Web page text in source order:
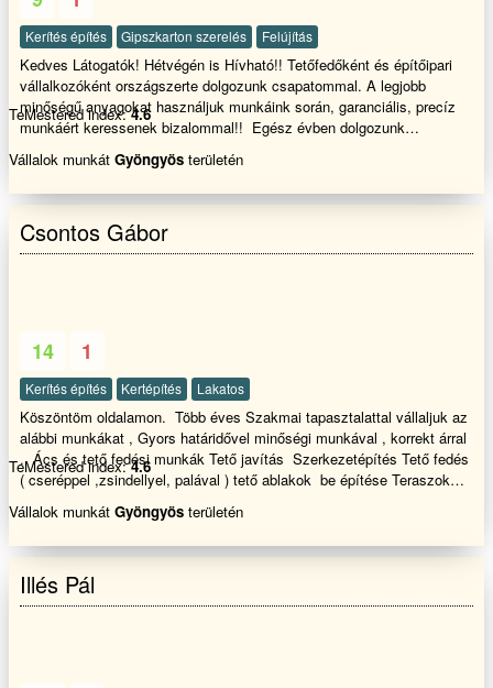
Kerítés építés Gipszkarton szerelés Felújítás
Kedves Látogatók! Hétvégén is Hívható!! Tetőfedőként és építőipari
vállalkozóként országszerte dolgozunk csapatommal. A legjobb
minőségű anyagokat használjuk munkáink során, garanciális, precíz
munkáért keressenek bizalommal!! Egész évben dolgozunk
TeMestered index:4.6
Vállalok munkát Gyöngyös területén
Csontos Gábor
14 1
Kerítés építés Kertépítés Lakatos
Köszöntöm oldalamon. Több éves Szakmai tapasztalattal vállaljuk az
alábbi munkákat , Gyors határidővel minőségi munkával , korrekt árral
. Ács és tető fedési munkák Tető javítás Szerkezetépítés Tető fedés
( cseréppel ,zsindellyel, palával ) tető ablakok be építése Teraszok
Gipszkarton szerelés - --------------------------------------------- Bádogos
munkákCsatorna ,lefolyó rendszer ki építése kémény bádog,
Oromszegély ,cseppentő lemez csere ---------------------------------------------
Asztalos munkák Egyedi konyha ,szoba bútorok el készítése Lapra
szerelt bútorok össze szerelése Korlátok , lépcsők megtervezése ,
TeMestered index:4.6
Vállalok munkát Gyöngyös területén
Illés Pál